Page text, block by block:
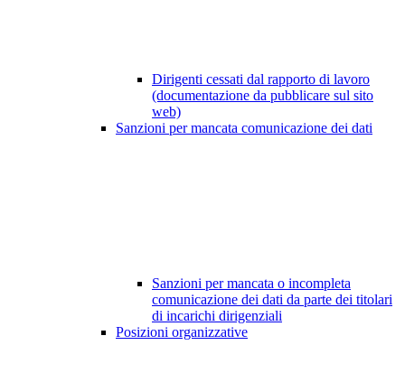
Dirigenti cessati dal rapporto di lavoro
(documentazione da pubblicare sul sito
web)
Sanzioni per mancata comunicazione dei dati
Sanzioni per mancata o incompleta
comunicazione dei dati da parte dei titolari
di incarichi dirigenziali
Posizioni organizzative